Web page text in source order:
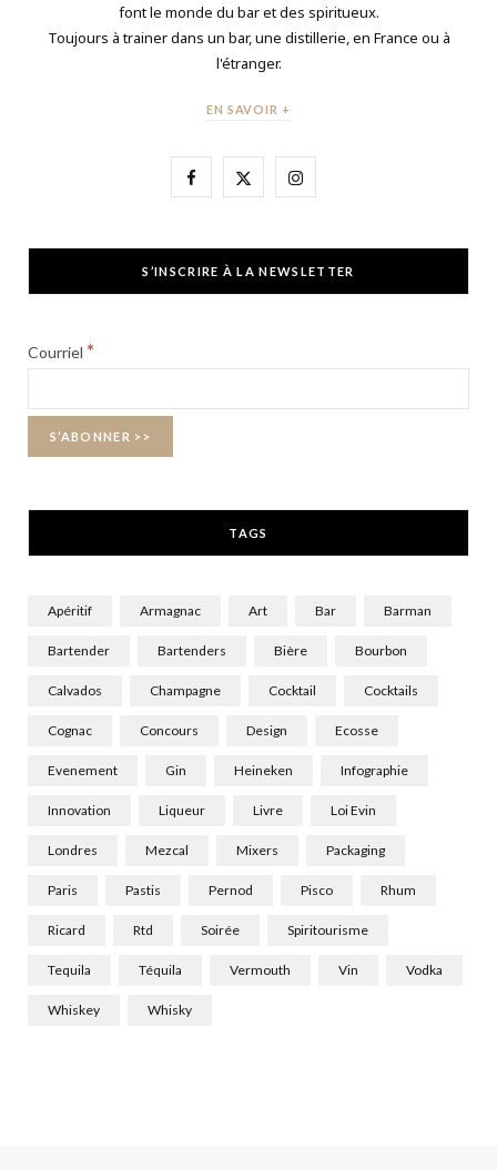
font le monde du bar et des spiritueux.
Toujours à trainer dans un bar, une distillerie, en France ou à
l'étranger.
EN SAVOIR +
F
e
X
w
I
t
S’INSCRIRE À LA NEWSLETTER
Courriel *
TAGS
Apéritif Armagnac Art Bar Barman
Bartender Bartenders Bière Bourbon
Calvados Champagne Cocktail Cocktails
Cognac Concours Design Ecosse
Evenement Gin Heineken Infographie
Innovation Liqueur Livre Loi Evin
Londres Mezcal Mixers Packaging
Paris Pastis Pernod Pisco Rhum
Ricard Rtd Soirée Spiritourisme
Tequila Téquila Vermouth Vin Vodka
Whiskey Whisky